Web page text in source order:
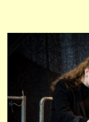
PRO RODIČE
TALENTOVÉ ZKOUŠKY